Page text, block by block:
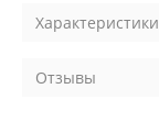
Характеристики
Отзывы